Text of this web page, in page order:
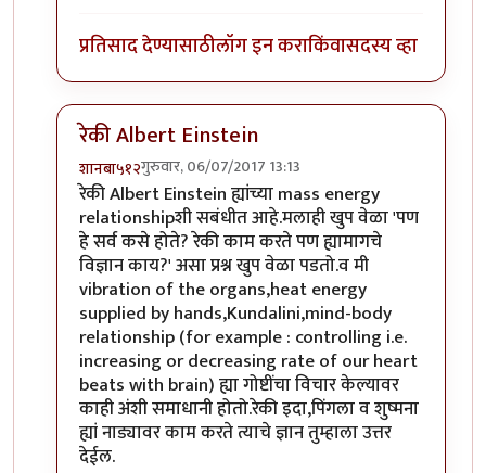
प्रतिसाद देण्यासाठीलॉग इन कराकिंवासदस्य व्हा
रेकी Albert Einstein
शानबा५१२गुरुवार, 06/07/2017 13:13
In reply toप्लसिबोbyउपाशी बोका
रेकी Albert Einstein ह्यांच्या mass energy
relationshipशी सबंधीत आहे.मलाही खुप वेळा 'पण
हे सर्व कसे होते? रेकी काम करते पण ह्यामागचे
विज्ञान काय?' असा प्रश्न खुप वेळा पडतो.व मी
vibration of the organs,heat energy
supplied by hands,Kundalini,mind-body
relationship (for example : controlling i.e.
increasing or decreasing rate of our heart
beats with brain) ह्या गोष्टींचा विचार केल्यावर
काही अंशी समाधानी होतो.रेकी इदा,पिंगला व शुष्मना
ह्यां नाड्यावर काम करते त्याचे ज्ञान तुम्हाला उत्तर
देईल.